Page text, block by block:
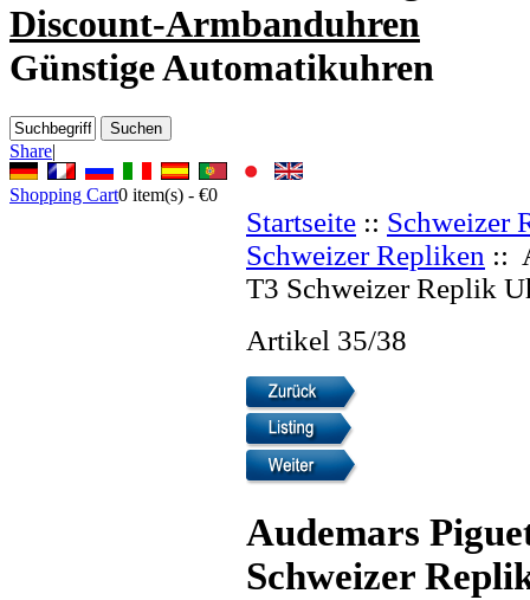
Discount-Armbanduhren
Günstige Automatikuhren
Share|
Shopping Cart0 item(s) - €0
Startseite :: Schweizer
Schweizer Repliken ::
T3 Schweizer Replik
Artikel 35/38
Audemars
Schweizer